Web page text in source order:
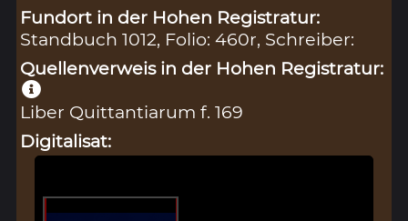
Fundort in der Hohen Registratur:
Standbuch 1012, Folio: 460r, Schreiber:
Quellenverweis in der Hohen Registratur:
Liber Quittantiarum f. 169
Digitalisat: